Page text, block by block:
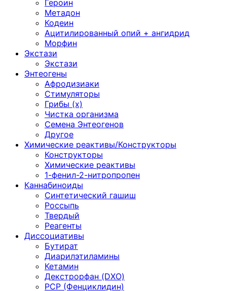
Героин
Метадон
Кодеин
Ацитилированный опий + ангидрид
Морфин
Экстази
Экстази
Энтеогены
Афродизиаки
Стимуляторы
Грибы (х)
Чистка организма
Семена Энтеогенов
Другое
Химические реактивы/Конструкторы
Конструкторы
Химические реактивы
1-фенил-2-нитропропен
Каннабиноиды
Синтетический гашиш
Россыпь
Твердый
Реагенты
Диссоциативы
Бутират
Диарилэтиламины
Кетамин
Декстрорфан (DXO)
PCP (Фенциклидин)